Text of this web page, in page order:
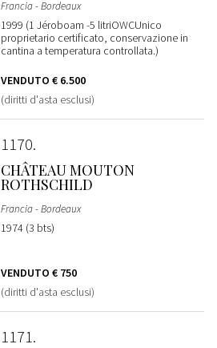
Francia - Bordeaux
1999 (1 Jéroboam -5 litriOWCUnico
proprietario certificato, conservazione in
cantina a temperatura controllata.)
VENDUTO € 6.500
(diritti d'asta esclusi)
1170
CHÂTEAU MOUTON
ROTHSCHILD
Francia - Bordeaux
1974 (3 bts)
VENDUTO € 750
(diritti d'asta esclusi)
1171